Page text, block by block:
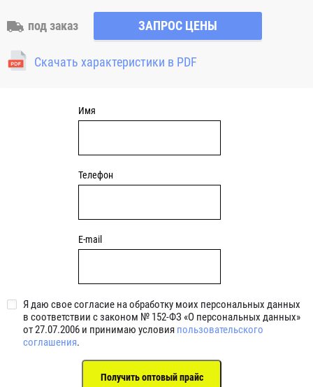
наружное сферическое кольцо и благодаря этому обладает
свойством самоцентрирования. Корпусной
подшипниковый узел натяжного типа может применяться
там, где требуется регулировать расстояние между валом и
натяжения приводных ремней и зубчатых передачах)
под заказ ЗАПРОС ЦЕНЫ
Скачать характеристики в PDF
Имя
Телефон
E-mail
Я даю свое согласие на обработку моих персональных данных
в соответствии с законом № 152-ФЗ «О персональных данных»
от 27.07.2006 и принимаю условия пользовательского
соглашения.